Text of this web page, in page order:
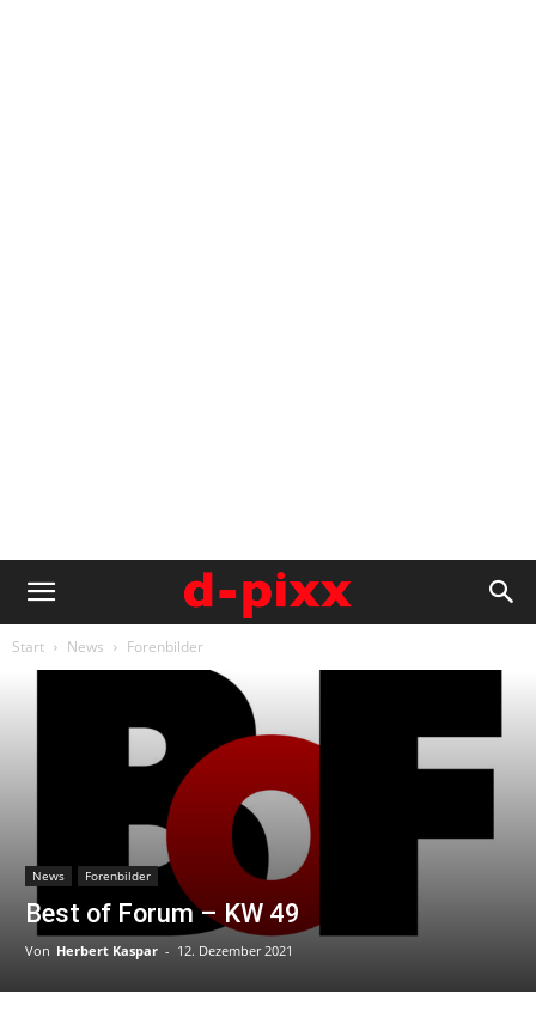
Start News Forenbilder
News Forenbilder
Best of Forum – KW 49
Von Herbert Kaspar - 12. Dezember 2021